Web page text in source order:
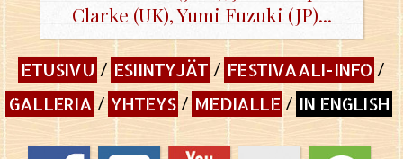
Clarke (UK), Yumi Fuzuki (JP)...
ETUSIVU ESIINTYJÄT
FESTIVAALI-INFO
GALLERIA
YHTEYS MEDIALLE IN ENGLISH